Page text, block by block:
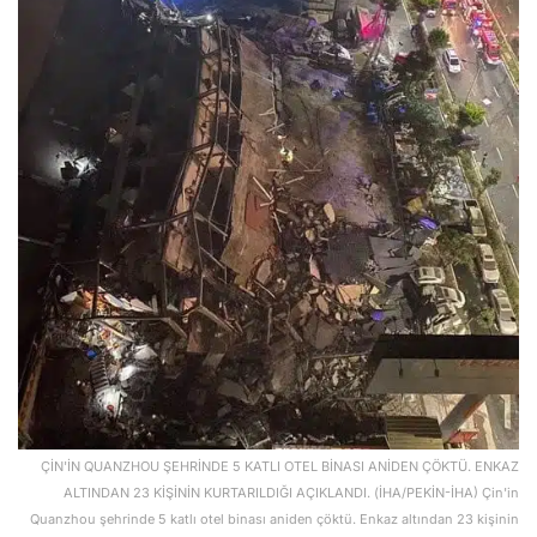
ÇİN'İN QUANZHOU ŞEHRİNDE 5 KATLI OTEL BİNASI ANİDEN ÇÖKTÜ. ENKAZ
ALTINDAN 23 KİŞİNİN KURTARILDIĞI AÇIKLANDI. (İHA/PEKİN-İHA) Çin'in
Quanzhou şehrinde 5 katlı otel binası aniden çöktü. Enkaz altından 23 kişinin